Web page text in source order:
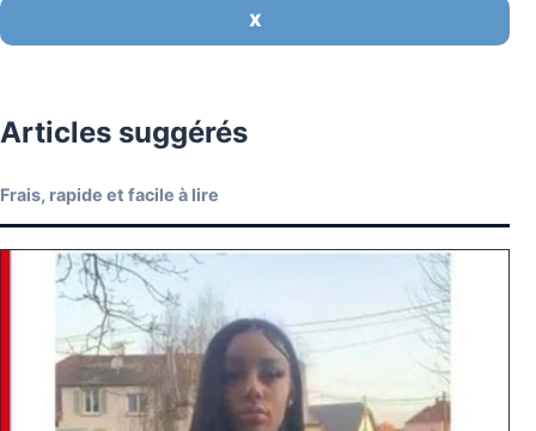
X
Articles suggérés
Frais, rapide et facile à lire